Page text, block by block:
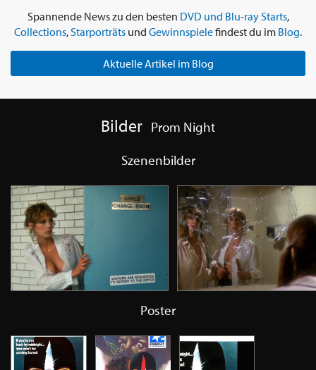
Spannende News zu den besten DVD und Blu-ray Starts,
Collections, Starporträts und Gewinnspielefindest du im Blog.
Aktuelle Artikel im Blog
Bilder Prom Night
Szenenbilder
Poster